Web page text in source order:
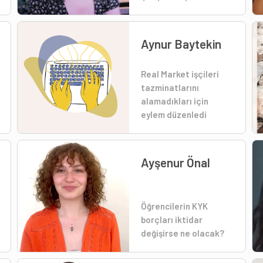
Aynur Baytekin
Real Market işçileri
tazminatlarını
alamadıkları için
eylem düzenledi
Ayşenur Önal
Öğrencilerin KYK
borçları iktidar
değişirse ne olacak?